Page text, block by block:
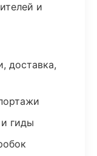
и
доставка,
гиды